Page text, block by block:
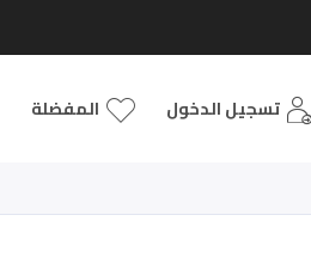
تسجيل الدخول المفضلة